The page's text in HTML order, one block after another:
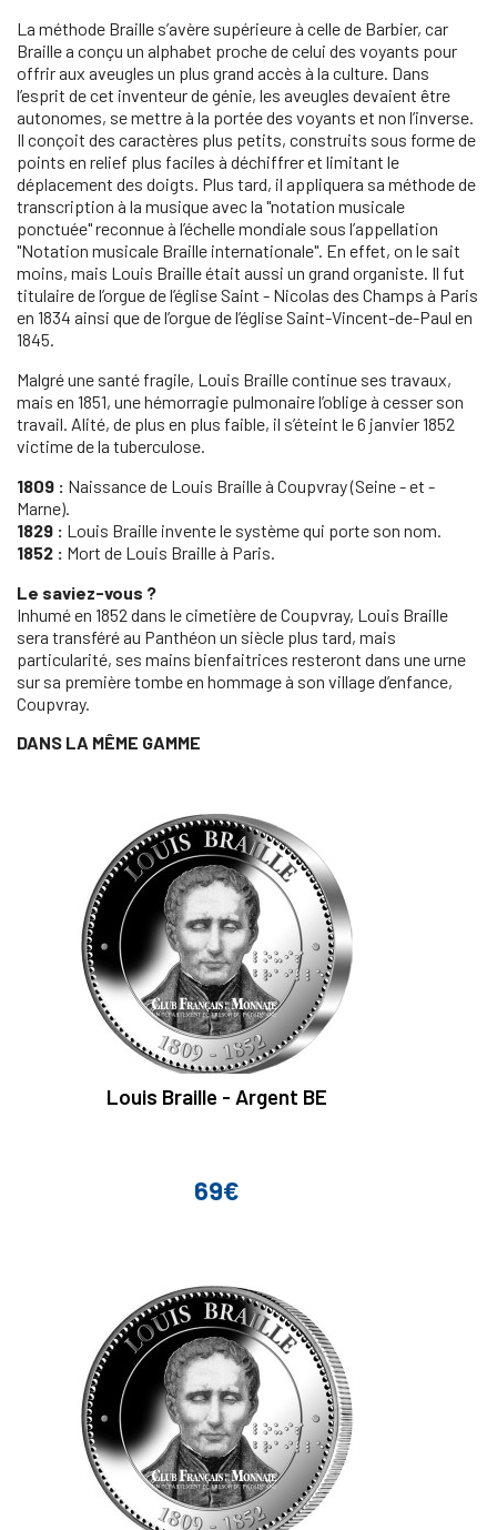
La méthode Braille s’avère supérieure à celle de Barbier, car
Braille a conçu un alphabet proche de celui des voyants pour
offrir aux aveugles un plus grand accès à la culture. Dans
l’esprit de cet inventeur de génie, les aveugles devaient être
autonomes, se mettre à la portée des voyants et non l’inverse.
Il conçoit des caractères plus petits, construits sous forme de
points en relief plus faciles à déchiffrer et limitant le
déplacement des doigts. Plus tard, il appliquera sa méthode de
transcription à la musique avec la "notation musicale
ponctuée" reconnue à l’échelle mondiale sous l’appellation
"Notation musicale Braille internationale". En effet, on le sait
moins, mais Louis Braille était aussi un grand organiste. Il fut
titulaire de l’orgue de l’église Saint - Nicolas des Champs à Paris
en 1834 ainsi que de l’orgue de l’église Saint-Vincent-de-Paul en
1845.
Malgré une santé fragile, Louis Braille continue ses travaux,
mais en 1851, une hémorragie pulmonaire l’oblige à cesser son
travail. Alité, de plus en plus faible, il s’éteint le 6 janvier 1852
victime de la tuberculose.
1809 : Naissance de Louis Braille à Coupvray (Seine - et -
Marne).
1829 : Louis Braille invente le système qui porte son nom.
1852 : Mort de Louis Braille à Paris.
Le saviez-vous ?
Inhumé en 1852 dans le cimetière de Coupvray, Louis Braille
sera transféré au Panthéon un siècle plus tard, mais
particularité, ses mains bienfaitrices resteront dans une urne
sur sa première tombe en hommage à son village d’enfance,
Coupvray.
DANS LA MÊME GAMME
Louis Braille - Argent BE
Prix
69€